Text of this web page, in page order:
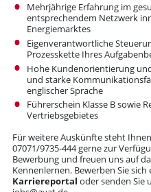
Mehrjährige Erfahrung im
entsprechendem Netzwerk
Energiemarktes
Eigenverantwortliche
Prozesskette Ihres
Hohe Kundenorientierung
und starke
englischer Sprache
Führerschein Klasse B sowie
Vertriebsgebietes
Für weitere Auskünfte steht
07071/9735-444 gerne zur
Bewerbung und freuen uns auf
Kennenlernen. Bewerben Sie
Karriereportal oder senden Sie